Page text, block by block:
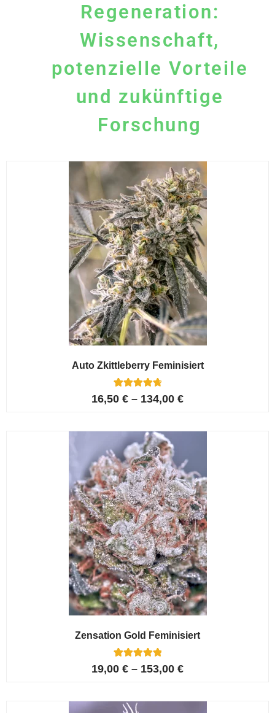
Regeneration:
Wissenschaft,
potenzielle Vorteile
und zukünftige
Forschung
Auto Zkittleberry Feminisiert
Bewertet mit
4.80
auf
5
Kundenbewe
rtungen
16,50 € – 134,00 €
Zensation Gold Feminisiert
Bewertet mit
5.00
auf
6
Kundenbewer
19,00 € – 153,00 €